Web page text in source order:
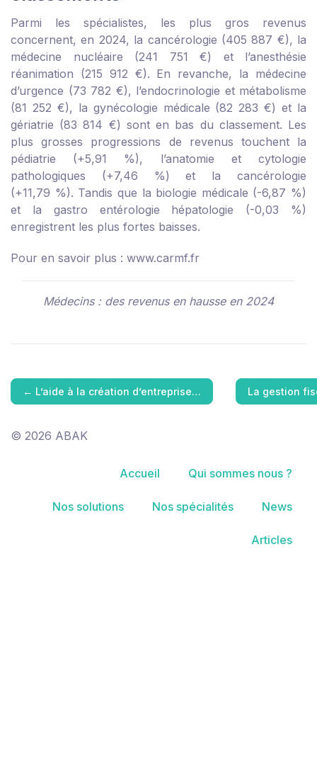
Parmi les spécialistes, les plus gros revenus
concernent, en 2024, la cancérologie (405 887 €), la
médecine nucléaire (241 751 €) et l’anesthésie
réanimation (215 912 €). En revanche, la médecine
d’urgence (73 782 €), l’endocrinologie et métabolisme
(81 252 €), la gynécologie médicale (82 283 €) et la
gériatrie (83 814 €) sont en bas du classement. Les
plus grosses progressions de revenus touchent la
pédiatrie (+5,91 %), l’anatomie et cytologie
pathologiques (+7,46 %) et la cancérologie
(+11,79 %). Tandis que la biologie médicale (-6,87 %)
et la gastro entérologie hépatologie (-0,03 %)
enregistrent les plus fortes baisses.
Pour en savoir plus : www.carmf.fr
Médecins : des revenus en hausse en 2024
← L’aide à la création d’entreprise… La gestion
© 2026 ABAK
Accueil Qui sommes nous ?
Nos solutions Nos spécialités News
Articles